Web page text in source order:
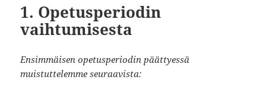
1. Opetusperiodin
vaihtumisesta
Ensimmäisen opetusperiodin päättyessä
muistuttelemme seuraavista: